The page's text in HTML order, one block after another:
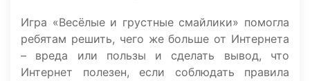
Игра «Весёлые и грустные смайлики» помогла
ребятам решить, чего же больше от Интернета
– вреда или пользы и сделать вывод, что
Интернет полезен, если соблюдать правила